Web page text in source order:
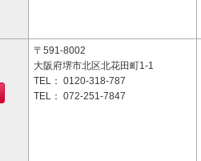
〒591-8002
大阪府堺市北区北花田町1-1
TEL： 0120-318-787
TEL： 072-251-7847